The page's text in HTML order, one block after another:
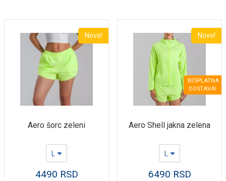
Novo!
Aero šorc zeleni
L
4490 RSD
BESPLATNA
DOSTAVA!
Novo!
Aero Shell jakna zelena
L
6490 RSD